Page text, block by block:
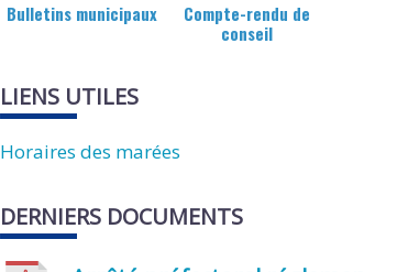
Bulletins municipaux
Compte-rendu de
conseil
LIENS UTILES
Horaires des marées
DERNIERS DOCUMENTS